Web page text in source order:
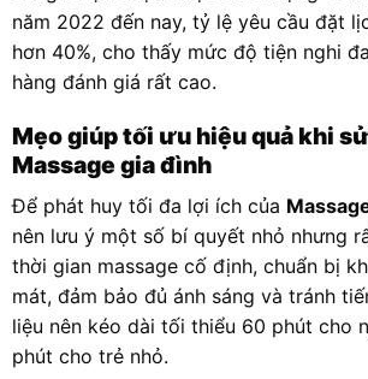
năm 2022 đến nay, tỷ lệ yêu cầu đặt
hơn 40%, cho thấy mức độ tiện nghi
hàng đánh giá rất cao.
Mẹo giúp tối ưu hiệu quả khi
Massage gia đình
Để phát huy tối đa lợi ích của
nên lưu ý một số bí quyết nhỏ nhưng
thời gian massage cố định, chuẩn bị
mát, đảm bảo đủ ánh sáng và tránh
liệu nên kéo dài tối thiểu 60 phút cho
phút cho trẻ nhỏ.